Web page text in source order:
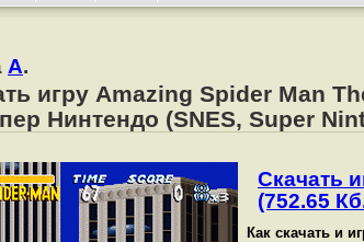
A.
игру Amazing Spider Man
Нинтендо (SNES, Super
Скачать
(752.65
Как скачать и